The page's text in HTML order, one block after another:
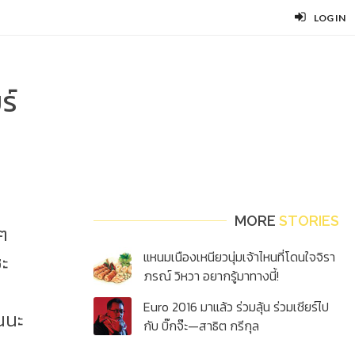
LOG IN
ะ
MORE STORIES
แหนมเนืองเหนียวนุ่มเจ้าไหนที่โดนใจจิรา
ภรณ์ วิหวา อยากรู้มาทางนี้!
Euro 2016 มาแล้ว ร่วมลุ้น ร่วมเชียร์ไป
กับ บิ๊กจ๊ะ—สาธิต กรีกุล